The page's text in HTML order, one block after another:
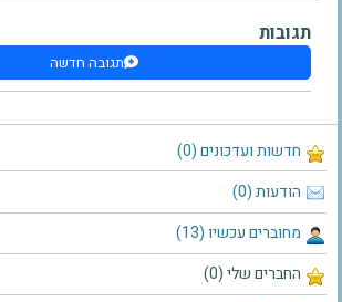
חדשות ועדכונים (0)
הודעות (0)
מחוברים עכשיו (13)
החברים שלי (0)
תגובות
תגובה חדשה